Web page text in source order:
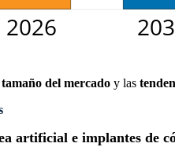
tamaño del mercado y las
artificial e implantes de